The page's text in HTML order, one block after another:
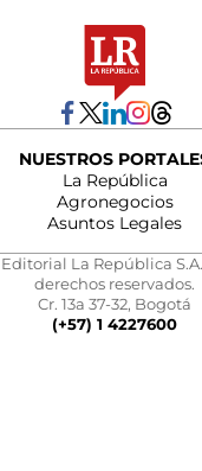
NUESTROS
La República
Agronegocios
Asuntos Legales
La República
derechos reservados.
Cr. 13a 37-32, Bogotá
(+57) 1 4227600